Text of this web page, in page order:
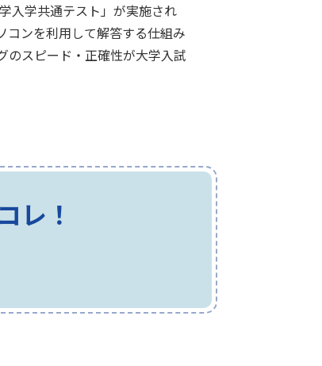
入学共通テスト」が実施され
コンを利用して解答する仕組み
のスピード・正確性が大学入試
レ！